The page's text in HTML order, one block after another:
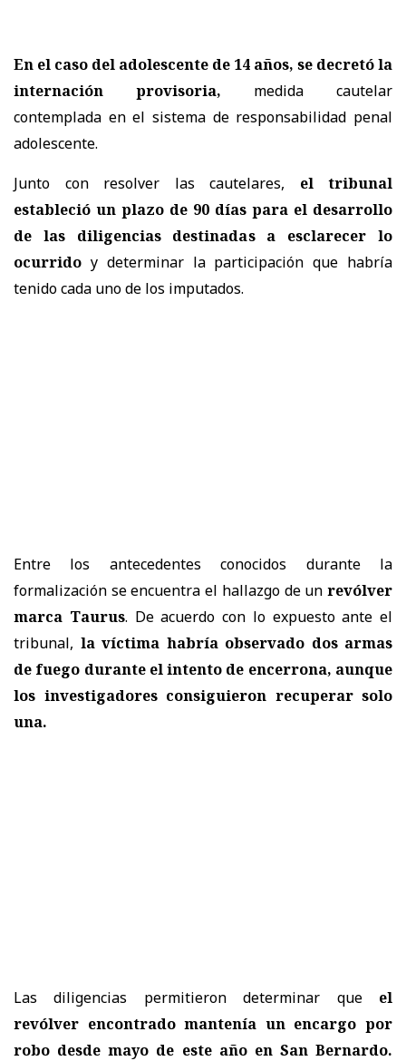
En el caso del adolescente de 14 años, se decretó la
internación provisoria, medida cautelar
contemplada en el sistema de responsabilidad penal
adolescente.
Junto con resolver las cautelares, el tribunal
estableció un plazo de 90 días para el desarrollo
de las diligencias destinadas a esclarecer lo
ocurrido y determinar la participación que habría
tenido cada uno de los imputados.
Entre los antecedentes conocidos durante la
formalización se encuentra el hallazgo de un revólver
marca Taurus. De acuerdo con lo expuesto ante el
tribunal, la víctima habría observado dos armas
de fuego durante el intento de encerrona, aunque
los investigadores consiguieron recuperar solo
una.
Las diligencias permitieron determinar que el
revólver encontrado mantenía un encargo por
robo desde mayo de este año en San Bernardo.